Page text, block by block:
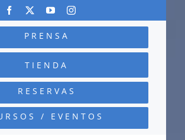
PRENSA
TIENDA
RESERVAS
/ EVENTOS